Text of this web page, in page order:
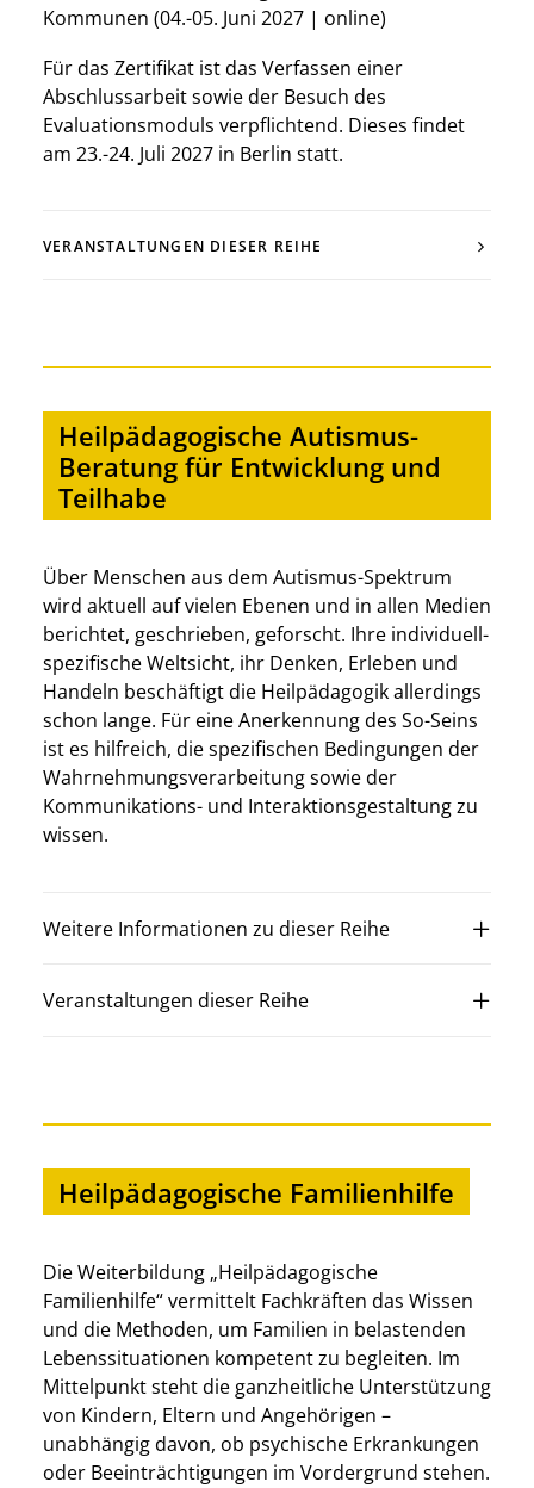
Kommunen (04.-05. Juni 2027 | online)
Für das Zertifikat ist das Verfassen einer
Abschlussarbeit sowie der Besuch des
Evaluationsmoduls verpflichtend. Dieses findet
am 23.-24. Juli 2027 in Berlin statt.
VERANSTALTUNGEN DIESER REIHE
Heilpädagogische Autismus-
Beratung für Entwicklung und
Teilhabe
Über Menschen aus dem Autismus-Spektrum
wird aktuell auf vielen Ebenen und in allen Medien
berichtet, geschrieben, geforscht. Ihre individuell-
spezifische Weltsicht, ihr Denken, Erleben und
Handeln beschäftigt die Heilpädagogik allerdings
schon lange. Für eine Anerkennung des So-Seins
ist es hilfreich, die spezifischen Bedingungen der
Wahrnehmungsverarbeitung sowie der
Kommunikations- und Interaktionsgestaltung zu
wissen.
Weitere Informationen zu dieser Reihe
Veranstaltungen dieser Reihe
Heilpädagogische Familienhilfe
Die Weiterbildung „Heilpädagogische
Familienhilfe“ vermittelt Fachkräften das Wissen
und die Methoden, um Familien in belastenden
Lebenssituationen kompetent zu begleiten. Im
Mittelpunkt steht die ganzheitliche Unterstützung
von Kindern, Eltern und Angehörigen –
unabhängig davon, ob psychische Erkrankungen
oder Beeinträchtigungen im Vordergrund stehen.